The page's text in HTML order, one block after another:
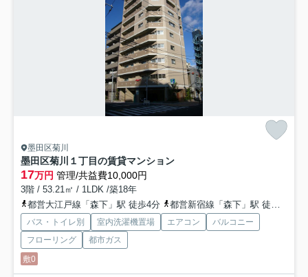
墨田区菊川
墨田区菊川１丁目の賃貸マンション
17万円 管理/共益費10,000円
3階 / 53.21㎡ / 1LDK /築18年
都営大江戸線「森下」駅 徒歩4分
都営新宿線「森下」駅 徒歩4分
バス・トイレ別 室内洗濯機置場 エアコン
バルコニー
フローリング
都市ガス
敷0